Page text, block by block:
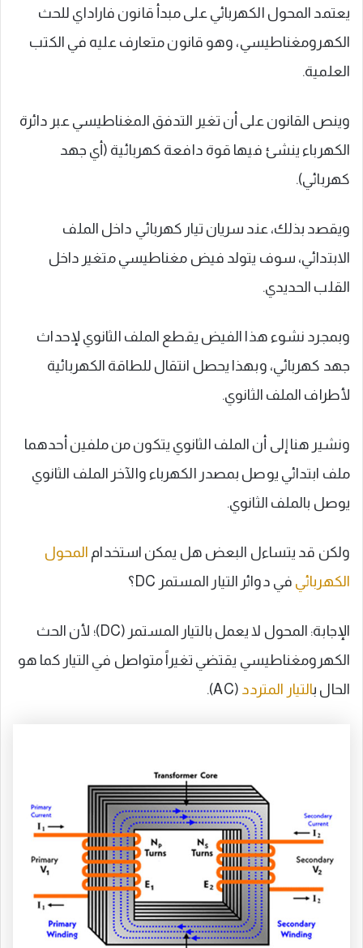
يعتمد المحول الكهربائي على مبدأ قانون فاراداي للحث
الكهرومغناطيسي، وهو قانون متعارف عليه في الكتب
العلمية.
وينص القانون على أن تغير التدفق المغناطيسي عبر دائرة
الكهرباء ينشئ فيها قوة دافعة كهربائية (أي جهد
كهربائي).
ويقصد بذلك، عند سريان تيار كهربائي داخل الملف
الابتدائي، سوف يتولد فيض مغناطيسي متغير داخل
القلب الحديدي.
وبمجرد نشوء هذا الفيض يقطع الملف الثانوي لإحداث
جهد كهربائي، وبهذا يحصل انتقال للطاقة الكهربائية
لأطراف الملف الثانوي.
ونشير هنا إلى أن الملف الثانوي يتكون من ملفين أحدهما
ملف ابتدائي يوصل بمصدر الكهرباء والآخر الملف الثانوي
يوصل بالملف الثانوي.
ولكن قد يتساءل البعض هل يمكن استخدام المحول
الكهربائي في دوائر التيار المستمر DC؟
الإجابة: المحول لا يعمل بالتيار المستمر (DC)؛ لأن الحث
الكهرومغناطيسي يقتضي تغيراً متواصل في التيار كما هو
الحال بالتيار المتردد (AC).